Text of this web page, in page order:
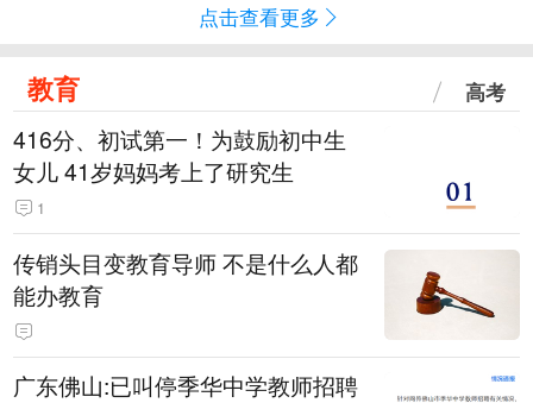
点击查看更多
教育 高考
416分、初试第一！为鼓励初中生
女儿 41岁妈妈考上了研究生
1
传销头目变教育导师 不是什么人都
能办教育
广东佛山:已叫停季华中学教师招聘